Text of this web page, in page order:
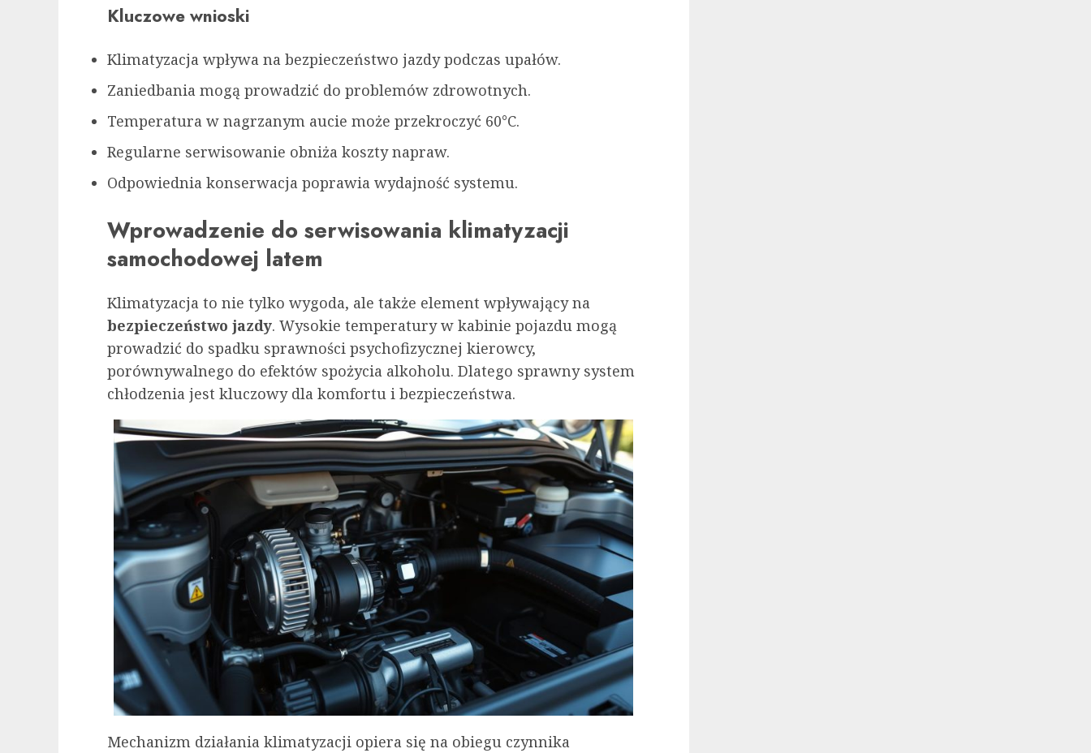
Kluczowe wnioski
Klimatyzacja wpływa na bezpieczeństwo jazdy podczas upałów.
Zaniedbania mogą prowadzić do problemów zdrowotnych.
Temperatura w nagrzanym aucie może przekroczyć 60°C.
Regularne serwisowanie obniża koszty napraw.
Odpowiednia konserwacja poprawia wydajność systemu.
Wprowadzenie do serwisowania klimatyzacji
samochodowej latem
Klimatyzacja to nie tylko wygoda, ale także element wpływający na
bezpieczeństwo jazdy. Wysokie temperatury w kabinie pojazdu mogą
prowadzić do spadku sprawności psychofizycznej kierowcy,
porównywalnego do efektów spożycia alkoholu. Dlatego sprawny system
chłodzenia jest kluczowy dla komfortu i bezpieczeństwa.
Mechanizm działania klimatyzacji opiera się na obiegu czynnika